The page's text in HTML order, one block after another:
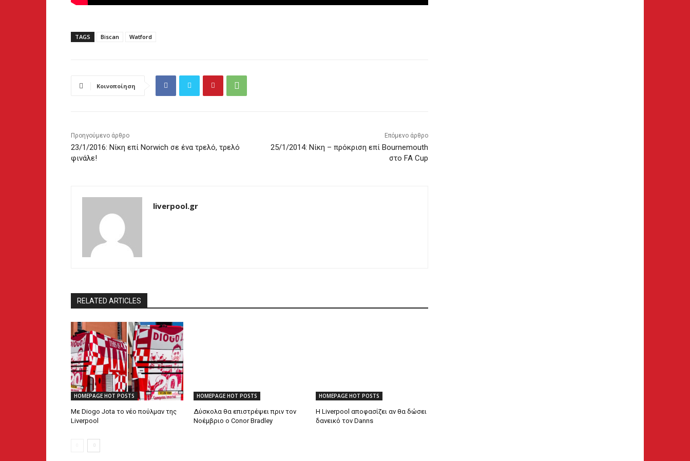
TAGS Biscan Watford
Κοινοποίηση
Προηγούμενο άρθρο
23/1/2016: Νίκη επί Norwich σε ένα τρελό, τρελό
φινάλε!
Επόμενο άρθρο
25/1/2014: Νίκη – πρόκριση επί Bournemouth
στο FA Cup
liverpool.gr
RELATED ARTICLES
HOMEPAGE HOT POSTS
Με Diogo Jota το νέο πούλμαν της
Liverpool
HOMEPAGE HOT POSTS
Δύσκολα θα επιστρέψει πριν τον
Νοέμβριο ο Conor Bradley
HOMEPAGE HOT POSTS
Η Liverpool αποφασίζει αν θα δώσει
δανεικό τον Danns